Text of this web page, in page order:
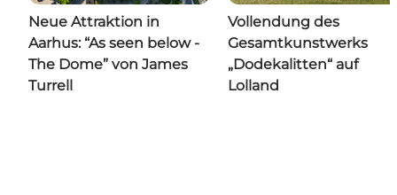
Neue Attraktion in
Aarhus: “As seen below -
The Dome” von James
Turrell
Vollendung des
Gesamtkunstwerks
„Dodekalitten“ auf
Lolland